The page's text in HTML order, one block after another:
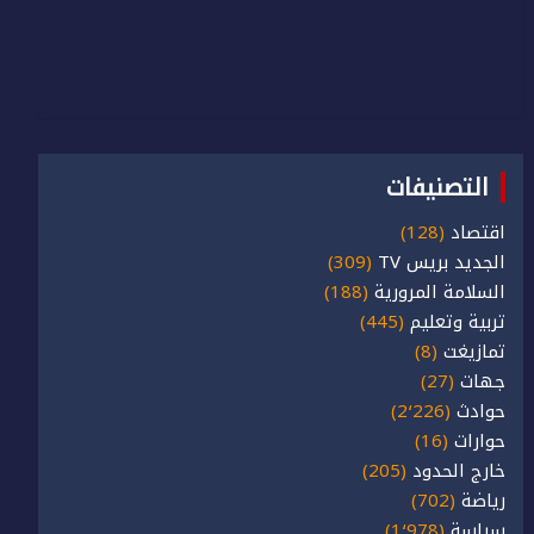
التصنيفات
اقتصاد (128)
الجديد بريس TV
(309)
السلامة المرورية (188)
تربية وتعليم (445)
تمازيغت (8)
جهات (27)
حوادث (2٬226)
حوارات (16)
خارج الحدود (205)
رياضة (702)